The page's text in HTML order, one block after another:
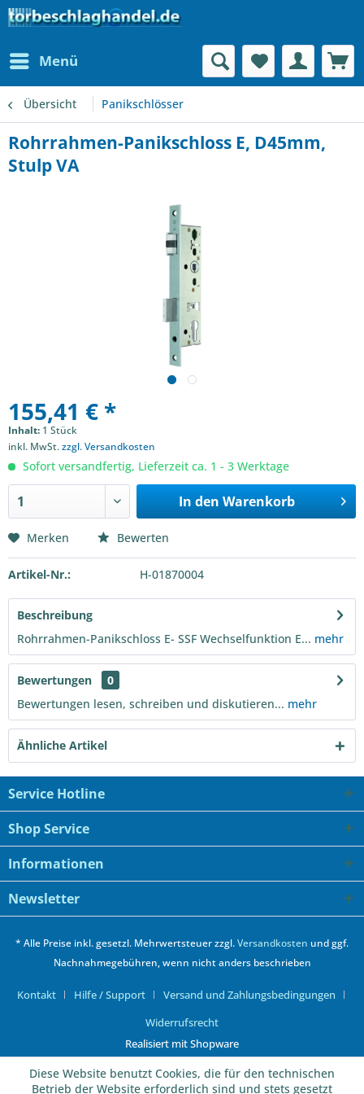
Menü
Übersicht Panikschlösser
Rohrrahmen-Panikschloss E, D45mm,
Stulp VA
155,41 € *
Inhalt: 1 Stück
inkl. MwSt.zzgl. Versandkosten
Sofort versandfertig, Lieferzeit ca. 1 - 3 Werktage
In den Warenkorb
Merken Bewerten
Artikel-Nr.: H-01870004
Beschreibung
Rohrrahmen-Panikschloss E- SSF Wechselfunktion E... mehr
Bewertungen
0
Bewertungen lesen, schreiben und diskutieren... mehr
Ähnliche Artikel
Service Hotline
Shop Service
Informationen
Newsletter
* Alle Preise inkl. gesetzl. Mehrwertsteuer zzgl.Versandkosten und ggf.
Nachnahmegebühren, wenn nicht anders beschrieben
Kontakt Hilfe / Support
Versand und Zahlungsbedingungen
Widerrufsrecht
Realisiert mit Shopware
Diese Website benutzt Cookies, die für den technischen
Betrieb der Website erforderlich sind und stets gesetzt